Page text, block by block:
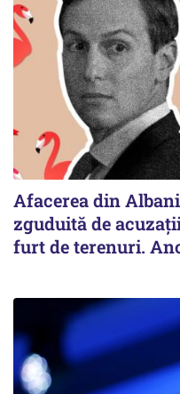
Afacerea din
zguduită de
furt de terenuri.